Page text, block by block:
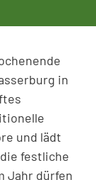
in
und lädt
festliche
Jahr dürfen